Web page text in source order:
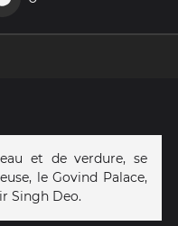
et de verdure, se
le Govind Palace,
Singh Deo.